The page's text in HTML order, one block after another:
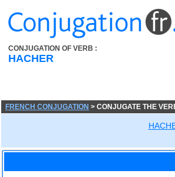
CONJUGATION OF VERB :
HACHER
FRENCH CONJUGATION > CONJUGATE THE